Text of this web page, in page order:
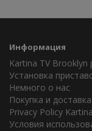
Информация
Kartina TV Brooklyn
Установка
Немного о нас
Покупка и
Privacy Policy
Условия